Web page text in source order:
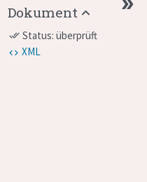
Dokument
done_all Status: überprüft
XML